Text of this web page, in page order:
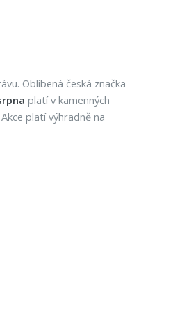
Oblíbená česká značka
platí v kamenných
Akce platí výhradně na